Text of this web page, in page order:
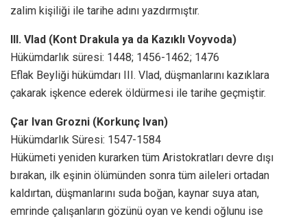
zalim kişiliği ile tarihe adını yazdırmıştır.
III. Vlad (Kont Drakula ya da Kazıklı Voyvoda)
Hükümdarlık süresi: 1448; 1456-1462; 1476
Eflak Beyliği hükümdarı III. Vlad, düşmanlarını kazıklara
çakarak işkence ederek öldürmesi ile tarihe geçmiştir.
Çar Ivan Grozni (Korkunç Ivan)
Hükümdarlık Süresi: 1547-1584
Hükümeti yeniden kurarken tüm Aristokratları devre dışı
bırakan, ilk eşinin ölümünden sonra tüm aileleri ortadan
kaldırtan, düşmanlarını suda boğan, kaynar suya atan,
emrinde çalışanların gözünü oyan ve kendi oğlunu ise